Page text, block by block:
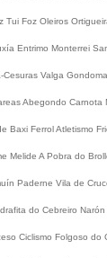
Tui Foz Oleiros
Entrimo Monterrei
Cesuras Valga
Abegondo Carnota
Baxi FerrolAtletismo
Melide A Pobra do
Paderne Vila de
do Cebreiro Narón
Ciclismo Folgoso do